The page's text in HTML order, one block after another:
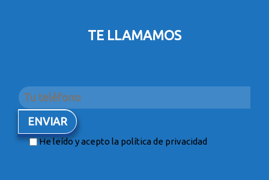
TE LLAMAMOS
He leído y acepto la política de privacidad